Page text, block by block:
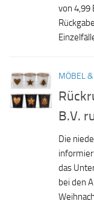
von 4,99
MÖBEL
B.V.
Die
das
bei den